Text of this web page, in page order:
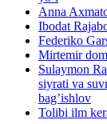
Anna
Ibodat
Federiko
Mirtemir
Sulaymon
siyrati va
bag’ishlov
Tolibi ilm